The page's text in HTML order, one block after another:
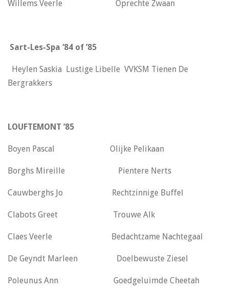
Willems Veerle Oprechte Zwaan
Sart-Les-Spa ‘84 of ’85
Heylen Saskia Lustige Libelle VVKSM Tienen De
Bergrakkers
LOUFTEMONT ’85
Boyen Pascal Olijke Pelikaan
Borghs Mireille Pientere Nerts
Cauwberghs Jo Rechtzinnige Buffel
Clabots Greet Trouwe Alk
Claes Veerle Bedachtzame Nachtegaal
De Geyndt Marleen Doelbewuste Ziesel
Poleunus Ann Goedgeluimde Cheetah